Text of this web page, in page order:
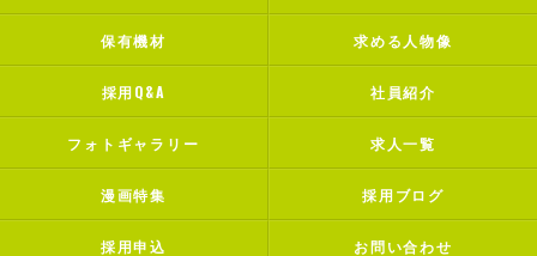
保有機材 求める人物像
採用Q&A 社員紹介
フォトギャラリー 求人一覧
漫画特集 採用ブログ
採用申込 お問い合わせ